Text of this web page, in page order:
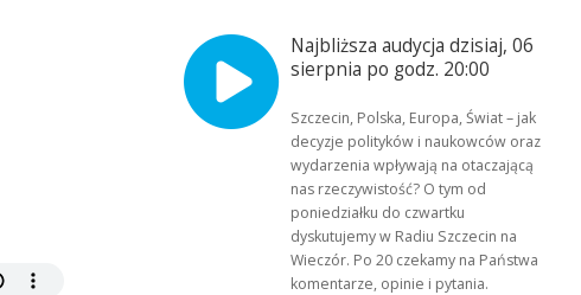
Najbliższa audycja dzisiaj, 06
sierpnia po godz. 20:00
Szczecin, Polska, Europa, Świat – jak
decyzje polityków i naukowców oraz
wydarzenia wpływają na otaczającą
nas rzeczywistość? O tym od
poniedziałku do czwartku
dyskutujemy w Radiu Szczecin na
Wieczór. Po 20 czekamy na Państwa
komentarze, opinie i pytania.